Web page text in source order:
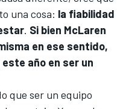
una cosa: la fiabilidad
. Si bien McLaren
en ese sentido,
año en ser un
que ser un equipo